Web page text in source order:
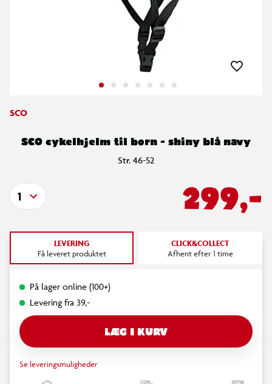
SCO
SCO cykelhjelm til børn - shiny blå navy
Str. 46-52
299,-
1
LEVERING
Få leveret produktet
CLICK&COLLECT
Afhent efter 1 time
På lager online (100+)
Levering fra 39,-
LÆG I KURV
Se leveringsmuligheder